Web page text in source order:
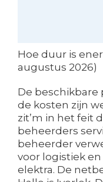
Hoe duur is
augustus 2026)
De beschikbare
de kosten zijn
zit’m in het feit
beheerders
beheerder
voor logistiek
elektra. De